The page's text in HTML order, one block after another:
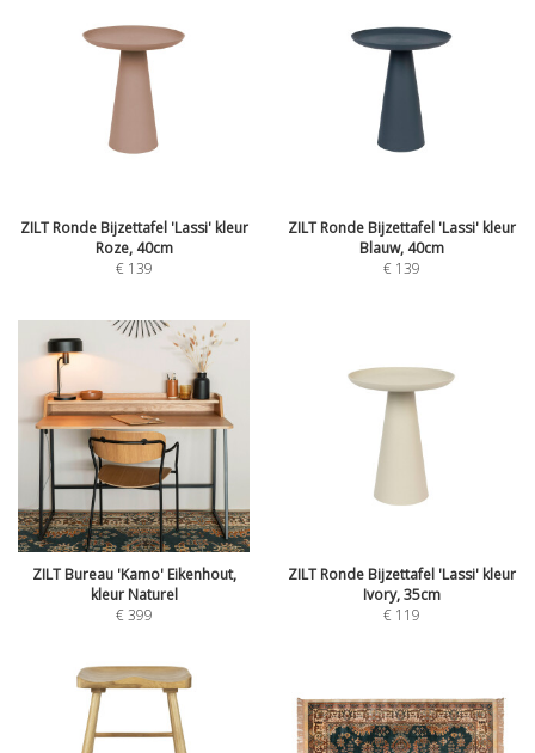
ZILT Ronde Bijzettafel 'Lassi' kleur
Roze, 40cm
€ 139
ZILT Ronde Bijzettafel 'Lassi' kleur
Blauw, 40cm
€ 139
ZILT Bureau 'Kamo' Eikenhout,
kleur Naturel
€399
ZILT Ronde Bijzettafel 'Lassi' kleur
Ivory, 35cm
€ 119